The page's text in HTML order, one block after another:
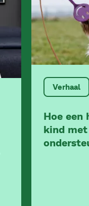
Verhaal
Hoe een
kind